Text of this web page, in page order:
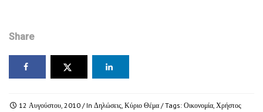
Share
12 Αυγούστου, 2010 / In Δηλώσεις, Κύριο Θέμα / Tags: Οικονομία, Χρήστος